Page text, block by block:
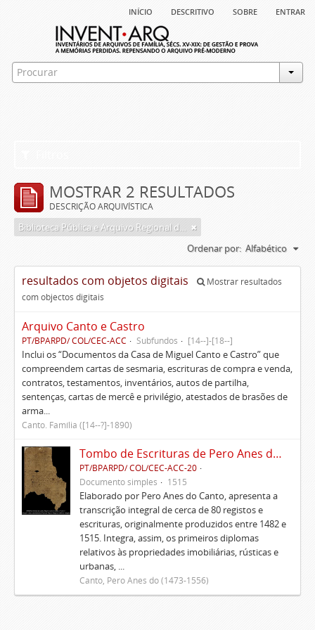
início descritivo sobre entrar
MOSTRAR 2 RESULTADOS
DESCRIÇÃO ARQUIVÍSTICA
Biblioteca Pública e Arquivo Regional de Ponta Delgada
Ordenar por: Alfabético
resultados com objetos digitais
Mostrar resultados
com objectos digitais
Arquivo Canto e Castro
PT/BPARPD/ COL/CEC-ACC Subfundos [14--]-[18--]
Inclui os “Documentos da Casa de Miguel Canto e Castro” que
compreendem cartas de sesmaria, escrituras de compra e venda,
contratos, testamentos, inventários, autos de partilha,
sentenças, cartas de mercê e privilégio, atestados de brasões de
arma...
Canto. Família ([14--?]-1890)
Tombo de Escrituras de Pero Anes do Canto
PT/BPARPD/ COL/CEC-ACC-20
Documento simples
1515
Elaborado por Pero Anes do Canto, apresenta a
transcrição integral de cerca de 80 registos e
escrituras, originalmente produzidos entre 1482 e
1515. Integra, assim, os primeiros diplomas
relativos às propriedades imobiliárias, rústicas e
urbanas, ...
Canto, Pero Anes do (1473-1556)